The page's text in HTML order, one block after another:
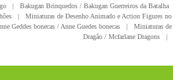
| Bakugan Brinquedos / Bakugan Guerreiros da Batalha
|
Miniaturas de Desenho Animado e Action Figures
Geddes bonecas / Anne Guedes bonecas |
Miniaturas
Dragão / Mcfarlane Dragons
|